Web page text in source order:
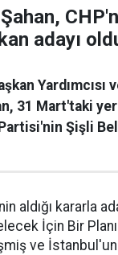
adayı
Yardımcısı
31 Mart'taki
Şişli
aldığı kararla
İçin Bir
ve